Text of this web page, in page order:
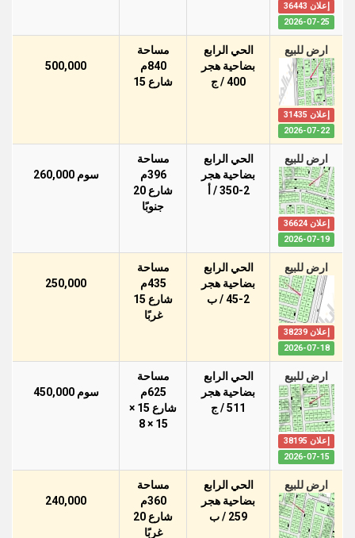
إعلان 36443
2026-07-25
ارض للبيع
إعلان 31435
2026-07-22
الحي الرابع
بضاحية هجر
400 / ج
مساحة
840م
شارع 15
500,000
ارض للبيع
إعلان 36624
2026-07-19
الحي الرابع
بضاحية هجر
350-2 / أ
مساحة
396م
شارع 20
جنوبًا
سوم 260,000
ارض للبيع
إعلان 38239
2026-07-18
الحي الرابع
بضاحية هجر
45-2 / ب
مساحة
435م
شارع 15
غربًا
250,000
ارض للبيع
إعلان 38195
2026-07-15
الحي الرابع
بضاحية هجر
511 / ج
مساحة
625م
شارع 15 ×
15 × 8
سوم 450,000
ارض للبيع
الحي الرابع
بضاحية هجر
259 / ب
مساحة
360م
شارع 20
غربًا
240,000